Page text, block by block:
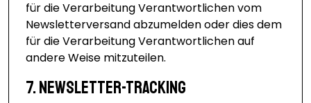
für die Verarbeitung Verantwortlichen vom
Newsletterversand abzumelden oder dies dem
für die Verarbeitung Verantwortlichen auf
andere Weise mitzuteilen.
7. Newsletter-Tracking